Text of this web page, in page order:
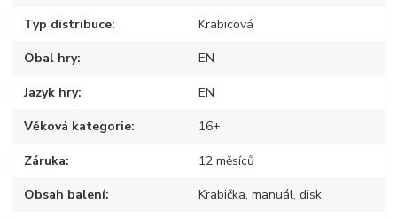
Typ distribuce Krabicová
Obal hry EN
Jazyk hry EN
Věková kategorie 16+
Záruka 12 měsíců
Obsah balení Krabička, manuál, disk